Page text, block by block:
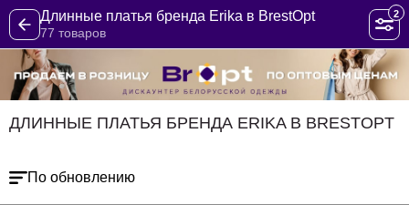
Длинные платья бренда Erika в BrestOpt
77 товаров
2
ДЛИННЫЕ ПЛАТЬЯ БРЕНДА ERIKA В BRESTOPT
По обновлению